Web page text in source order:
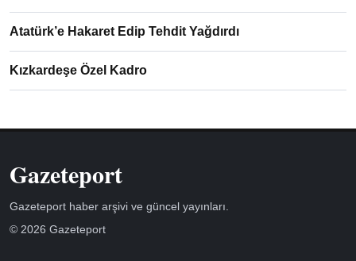
Atatürk’e Hakaret Edip Tehdit Yağdırdı
Kızkardeşe Özel Kadro
Gazeteport
Gazeteport haber arşivi ve güncel yayınları.
© 2026 Gazeteport